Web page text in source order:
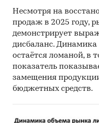
Данные
Официальные
информации
Открытые
Отчетность
Архивы СМИ
Несмотря на
продаж в 2025 году,
демонстрирует
дисбаланс.
остаётся ломаной, в
показатель
замещения
бюджетных средств.